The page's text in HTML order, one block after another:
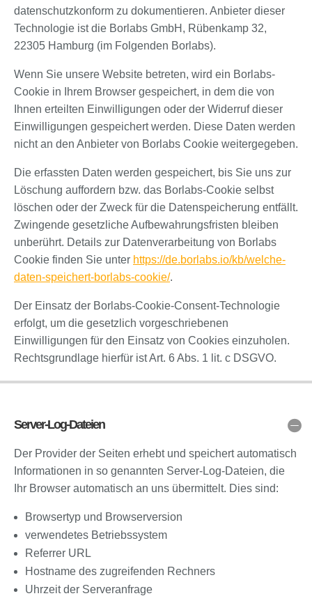
datenschutzkonform zu dokumentieren. Anbieter dieser
Technologie ist die Borlabs GmbH, Rübenkamp 32,
22305 Hamburg (im Folgenden Borlabs).
Wenn Sie unsere Website betreten, wird ein Borlabs-
Cookie in Ihrem Browser gespeichert, in dem die von
Ihnen erteilten Einwilligungen oder der Widerruf dieser
Einwilligungen gespeichert werden. Diese Daten werden
nicht an den Anbieter von Borlabs Cookie weitergegeben.
Die erfassten Daten werden gespeichert, bis Sie uns zur
Löschung auffordern bzw. das Borlabs-Cookie selbst
löschen oder der Zweck für die Datenspeicherung entfällt.
Zwingende gesetzliche Aufbewahrungsfristen bleiben
unberührt. Details zur Datenverarbeitung von Borlabs
Cookie finden Sie unter https://de.borlabs.io/kb/welche-
daten-speichert-borlabs-cookie/.
Der Einsatz der Borlabs-Cookie-Consent-Technologie
erfolgt, um die gesetzlich vorgeschriebenen
Einwilligungen für den Einsatz von Cookies einzuholen.
Rechtsgrundlage hierfür ist Art. 6 Abs. 1 lit. c DSGVO.
Server-Log-Dateien
Der Provider der Seiten erhebt und speichert automatisch
Informationen in so genannten Server-Log-Dateien, die
Ihr Browser automatisch an uns übermittelt. Dies sind:
Browsertyp und Browserversion
verwendetes Betriebssystem
Referrer URL
Hostname des zugreifenden Rechners
Uhrzeit der Serveranfrage